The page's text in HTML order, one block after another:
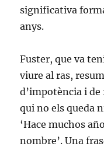
significativa
anys.
Fuster, que va
viure al ras,
d’impotència i de
qui no els queda
‘Hace muchos
nombre’. Una